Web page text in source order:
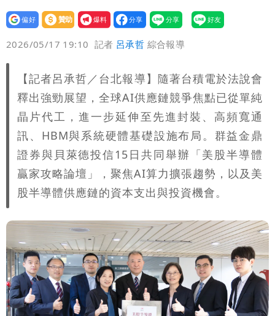
台北山區升級「大豪雨」！基隆北海岸逢
大潮 恐海水倒灌
澎湖13兒女擠住10坪屋 媽帶補助款離
家！縣府出手了
經紀人強吻女藝人「我又沒伸舌頭」 連
法官都怒了：相當噁心
桃園復興宣布今停班課！全台放假情形一
次看
慈濟遭詐10億 他點名顏博文下台：認
錯有那麼難嗎？
颱風相當有感！海警持續到明晨 北部風
像」 憤怒發聲：已截圖
最新風雨預測！今天「9地區」達停班課
標準
姜厚任自爆「和女友前夫是好友」 駁斥
小三傳言：你在講三小？
設為
贊助
我要
爆料
2026/05/17 19:10 記者 呂承哲 綜合報導
【記者呂承哲／台北報導】隨著台積電於法說會
釋出強勁展望，全球AI供應鏈競爭焦點已從單純
晶片代工，進一步延伸至先進封裝、高頻寬通
訊、HBM與系統硬體基礎設施布局。群益金鼎
證券與貝萊德投信15日共同舉辦「美股半導體
贏家攻略論壇」，聚焦AI算力擴張趨勢，以及美
股半導體供應鏈的資本支出與投資機會。